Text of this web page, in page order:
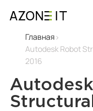
Главная
Autodesk Robot
2016